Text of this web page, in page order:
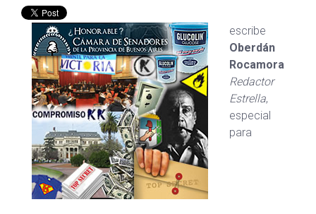
escribe
Oberdán
Rocamora
Redactor
Estrella,
especial
para